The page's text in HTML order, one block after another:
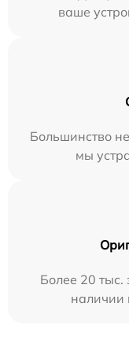
ваше
Большинство
мы
Более 20 тыс.
наличии